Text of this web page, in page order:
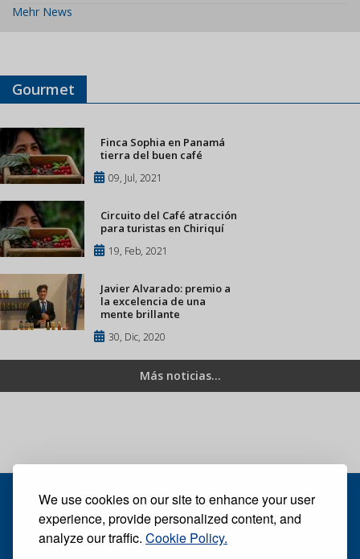
We use cookies on our site to enhance your user
experience, provide personalized content, and
analyze our traffic. Cookie Policy.
Mehr News
Gourmet
Finca Sophia en Panamá
tierra del buen café
09, Jul, 2021
Circuito del Café atracción
para turistas en Chiriquí
19, Feb, 2021
Javier Alvarado: premio a
la excelencia de una
mente brillante
30, Dic, 2020
Más noticias...
Recibe nuestro periódico digital semanal gratuito